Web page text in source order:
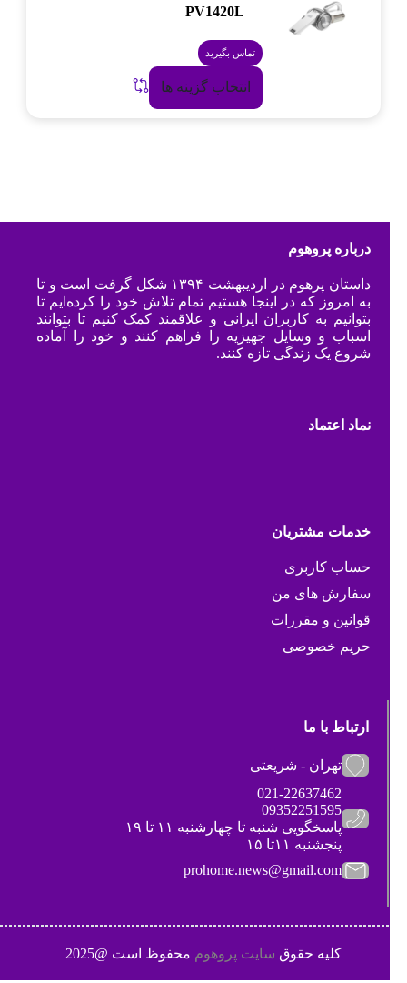
PV1420L
تماس بگیرید
انتخاب گزینه ها
درباره پروهوم
داستان پرهوم در اردیبهشت ۱۳۹۴ شکل گرفت است و تا
به امروز که در اینجا هستیم تمام تلاش خود را کرده‌ایم تا
بتوانیم به کاربران ایرانی و علاقمند کمک کنیم تا بتوانند
اسباب و وسایل جهیزیه را فراهم کنند و خود را آماده
شروع یک زندگی تازه کنند.
نماد اعتماد
خدمات مشتریان
حساب کاربری
سفارش های من
قوانین و مقررات
حریم خصوصی
ارتباط با ما
تهران - شریعتی
021-22637462
09352251595
پاسخگویی شنبه تا چهارشنبه ۱۱ تا ۱۹
پنجشنبه ۱۱تا ۱۵
prohome.news@gmail.com
کلیه حقوقسایت پروهوممحفوظ است @2025